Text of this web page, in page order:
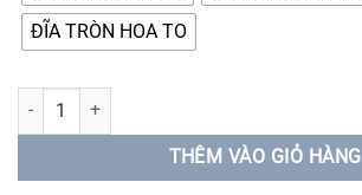
ĐĨA TRÒN HOA TO
ĐĨA NHỰA TRÒN HOA số lượng
THÊM VÀO GIỎ HÀNG